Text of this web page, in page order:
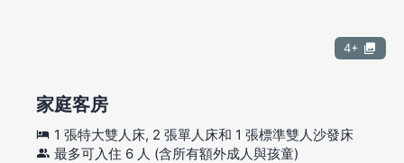
4+
家庭客房
1 張特大雙人床, 2 張單人床和 1 張標準雙人沙發床
最多可入住 6 人 (含所有額外成人與孩童)